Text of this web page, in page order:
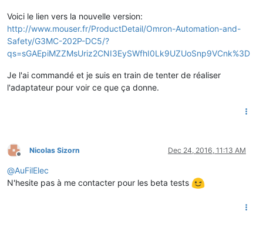
Voici le lien vers la nouvelle version:
http://www.mouser.fr/ProductDetail/Omron-Automation-and-
Safety/G3MC-202P-DC5/?
qs=sGAEpiMZZMsUriz2CNI3EySWfhI0Lk9UZUoSnp9VCnk%3D
Je l'ai commandé et je suis en train de tenter de réaliser
l'adaptateur pour voir ce que ça donne.
Offline
Nicolas Sizorn Dec 24, 2016, 11:13 AM
@AuFilElec
N'hesite pas à me contacter pour les beta tests